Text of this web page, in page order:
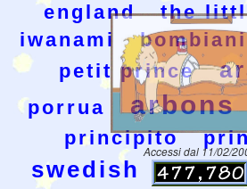
england
the
iwanami
bombiani
petit prince
porrua arbons
principito
swedish
Accessi dal 11/02/